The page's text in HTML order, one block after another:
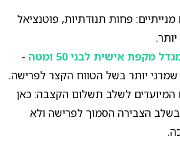
פחות תנודתיות, פוטנציאל
מקפת אישית לבני 50 ומטה
-
שמרני יותר בשל הטווח הקצר לפרישה.
המיועדים לשלב תשלום הקצבה: כאן
בשלב הצבירה הסמוך לפרישה ולא